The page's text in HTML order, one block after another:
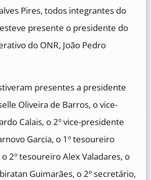
Pires, todos integrantes do
presente o presidente do
do ONR, João Pedro
presentes a presidente
Oliveira de Barros, o vice-
Calais, o 2º vice-presidente
Garcia, o 1º tesoureiro
2º tesoureiro Alex Valadares, o
Guimarães, o 2º secretário,